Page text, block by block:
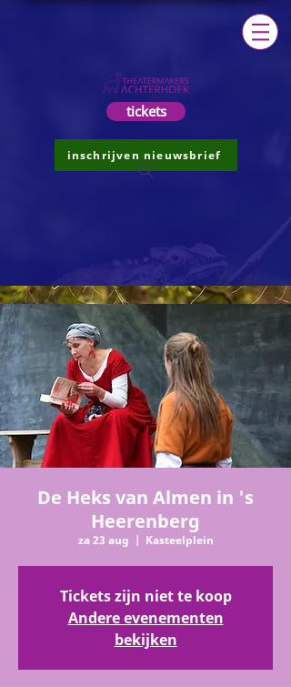
tickets
inschrijven nieuwsbrief
De Heks van Almen in 's
Heerenberg
za 23 aug
  |
Kasteelplein
Tickets zijn niet te koop
Andere evenementen
bekijken